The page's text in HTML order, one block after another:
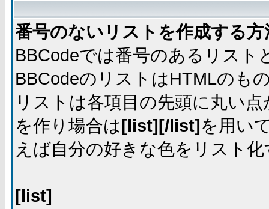
番号のないリストを作成する方
BBCodeでは番号のあるリス
BBCodeのリストはHTMLのも
リストは各項目の先頭に丸い
を作り場合は[list][/list]を用い
えば自分の好きな色をリスト
[list]